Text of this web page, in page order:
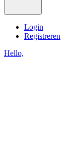
Login
Registreren
Hello,